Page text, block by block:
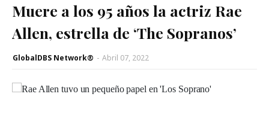
Muere a los 95 años la actriz Rae
Allen, estrella de ‘The Sopranos’
GlobalDBS Network® - Abril 07, 2022